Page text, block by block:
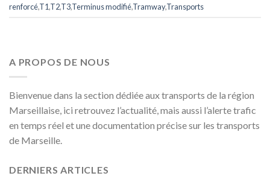
renforcé,T1,T2,T3,Terminus modifié,Tramway,Transports
A PROPOS DE NOUS
Bienvenue dans la section dédiée aux transports de la région
Marseillaise, ici retrouvez l’actualité, mais aussi l’alerte trafic
en temps réel et une documentation précise sur les transports
de Marseille.
DERNIERS ARTICLES